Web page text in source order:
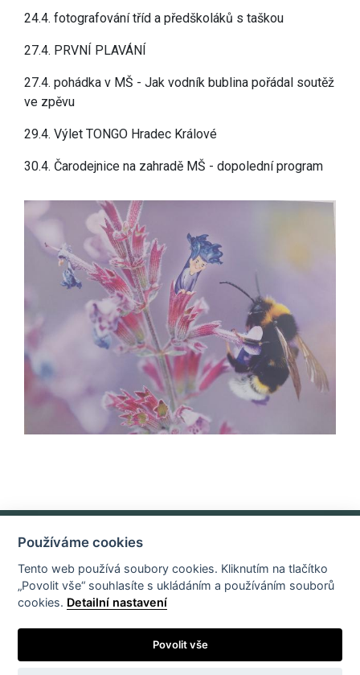
24.4. fotografování tříd a předškoláků s taškou
27.4. PRVNÍ PLAVÁNÍ
27.4. pohádka v MŠ - Jak vodník bublina pořádal soutěž
ve zpěvu
29.4. Výlet TONGO Hradec Králové
30.4. Čarodejnice na zahradě MŠ - dopolední program
Základní údaje o organizaci
Používáme cookies
Tento web používá soubory cookies. Kliknutím na tlačítko
„Povolit vše“ souhlasíte s ukládáním a používáním souborů
cookies. Detailní nastavení
Povolit vše